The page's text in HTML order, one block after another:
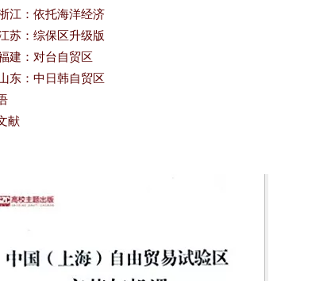
江：依托海洋经济
苏：综保区升级版
建：对台自贸区
东：中日韩自贸区
献